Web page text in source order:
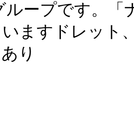
ループです。
いますドレット
り